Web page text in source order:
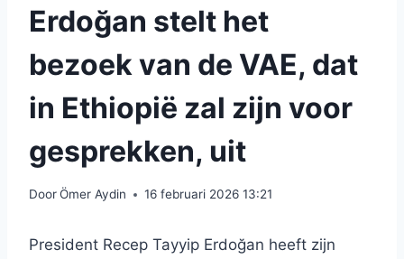
Erdoğan stelt het
bezoek van de VAE, dat
in Ethiopië zal zijn voor
gesprekken, uit
DoorÖmer Aydin 16 februari 2026 13:21
President Recep Tayyip Erdoğan heeft zijn